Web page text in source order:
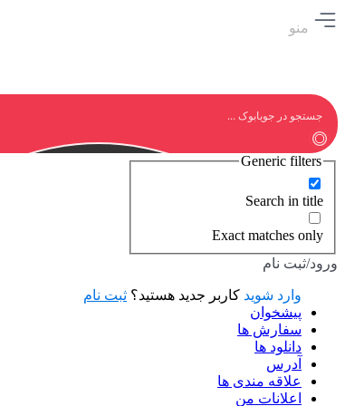
منو
Generic filters
Search in title
Exact matches only
ورود/ثبت نام
وارد شوید کاربر جدید هستید؟ ثبت نام
پیشخوان
سفارش ها
دانلود ها
آدرس
علاقه مندی ها
اعلانات من